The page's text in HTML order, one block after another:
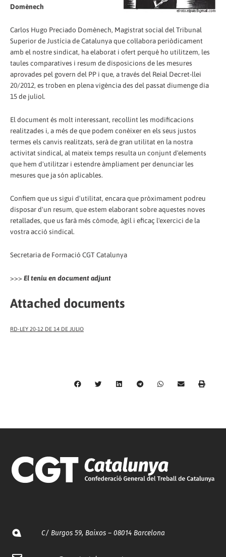
Domènech
Carlos Hugo Preciado Domènech, Magistrat social del Tribunal
Superior de Justícia de Catalunya que col·labora periòdicament
amb el nostre sindicat, ha elaborat i ofert perquè ho utilitzem, les
taules comparatives i resum de disposicions de les mesures
aprovades pel govern del PP i que, a través del Reial Decret-llei
20/2012, es troben en plena vigència des del passat diumenge dia
15 de juliol.
El document és molt interessant, recollint les modificacions
realitzades i, a més de que podem conèixer en els seus justos
termes els canvis realitzats, serà de gran utilitat en la nostra
activitat sindical, al mateix temps resulta un conjunt d'elements
que hem d'utilitzar i estendre àmpliament per denunciar les
mesures que ja són aplicables.
Confiem que us sigui d'utilitat, encara que pròximament podreu
disposar d'un resum, que estem elaborant sobre aquestes noves
retallades, que us farà més còmode, àgil i eficaç l'exercici de la
vostra acció sindical.
Secretaria de Formació CGT Catalunya
>>> El teniu en document adjunt
Attached documents
RD-LEY 20-12 DE 14 DE JULIO
C/ Burgos 59, Baixos – 08014 Barcelona